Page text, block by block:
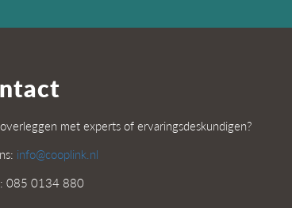
met experts of ervaringsdeskundigen?
info@cooplink.nl
085 0134 880